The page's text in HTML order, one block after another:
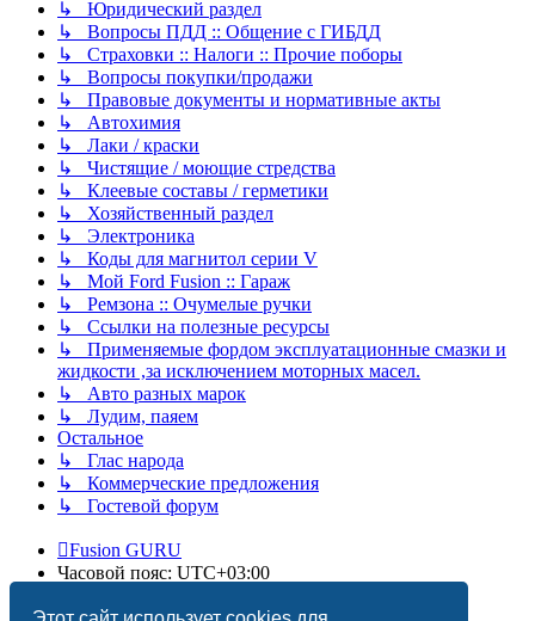
↳ Юридический раздел
↳ Вопросы ПДД :: Общение с ГИБДД
↳ Страховки :: Налоги :: Прочие поборы
↳ Вопросы покупки/продажи
↳ Правовые документы и нормативные акты
↳ Автохимия
↳ Лаки / краски
↳ Чистящие / моющие стредства
↳ Клеевые составы / герметики
↳ Хозяйственный раздел
↳ Электроника
↳ Коды для магнитол серии V
↳ Мой Ford Fusion :: Гараж
↳ Ремзона :: Очумелые ручки
↳ Ссылки на полезные ресурсы
↳ Применяемые фордом эксплуатационные смазки и
жидкости ,за исключением моторных масел.
↳ Авто разных марок
↳ Лудим, паяем
Остальное
↳ Глас народа
↳ Коммерческие предложения
↳ Гостевой форум
Fusion GURU
Часовой пояс: UTC+03:00